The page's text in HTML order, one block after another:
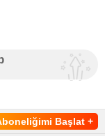
Başlat +